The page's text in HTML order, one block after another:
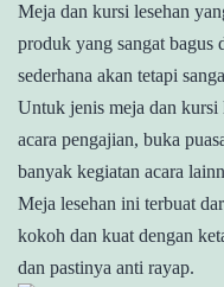
Meja dan kursi lesehan
produk yang sangat bagus
sederhana akan tetapi
Untuk jenis meja dan
acara pengajian, buka
banyak kegiatan acara
Meja lesehan ini terbuat
kokoh dan kuat dengan
dan pastinya anti rayap.